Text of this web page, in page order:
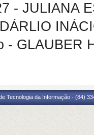
- JULIANA
- GLAUBER
Tecnologia da Informação - (84)